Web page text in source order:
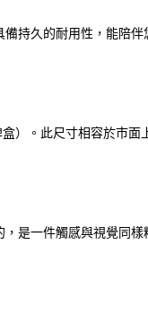
持久的耐用性，能陪伴
）。此尺寸相容於市面
是一件觸感與視覺同樣